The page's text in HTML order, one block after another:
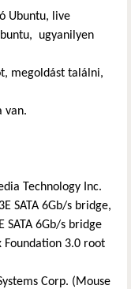
Ubuntu, live
ugyanilyen
megoldást találni,
van.
Technology Inc.
SATA 6Gb/s bridge,
SATA 6Gb/s bridge
Foundation 3.0 root
Corp. (Mouse